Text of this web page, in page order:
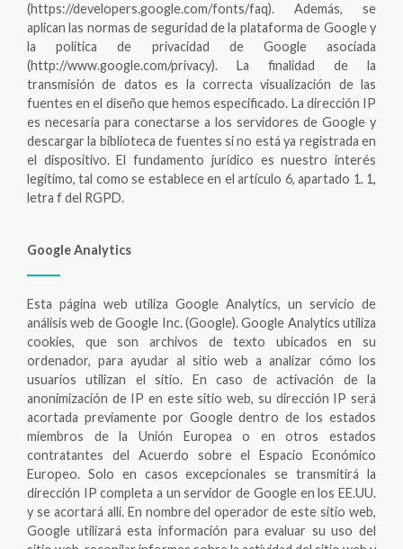
(https://developers.google.com/fonts/faq). Además, se
aplican las normas de seguridad de la plataforma de Google y
la política de privacidad de Google asociada
(http://www.google.com/privacy). La finalidad de la
transmisión de datos es la correcta visualización de las
fuentes en el diseño que hemos especificado. La dirección IP
es necesaria para conectarse a los servidores de Google y
descargar la biblioteca de fuentes si no está ya registrada en
el dispositivo. El fundamento jurídico es nuestro interés
legítimo, tal como se establece en el artículo 6, apartado 1. 1,
letra f del RGPD.
Google Analytics
Esta página web utiliza Google Analytics, un servicio de
análisis web de Google Inc. (Google). Google Analytics utiliza
cookies, que son archivos de texto ubicados en su
ordenador, para ayudar al sitio web a analizar cómo los
usuarios utilizan el sitio. En caso de activación de la
anonimización de IP en este sitio web, su dirección IP será
acortada previamente por Google dentro de los estados
miembros de la Unión Europea o en otros estados
contratantes del Acuerdo sobre el Espacio Económico
Europeo. Solo en casos excepcionales se transmitirá la
dirección IP completa a un servidor de Google en los EE.UU.
y se acortará allí. En nombre del operador de este sitio web,
Google utilizará esta información para evaluar su uso del